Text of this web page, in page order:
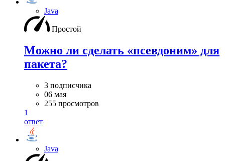
Java
Простой
Можно ли сделать «псевдоним» для
пакета?
3 подписчика
06 мая
255 просмотров
1
ответ
Java